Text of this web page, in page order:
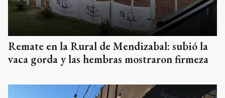
Remate en la Rural de Mendizabal: subió la
vaca gorda y las hembras mostraron firmeza